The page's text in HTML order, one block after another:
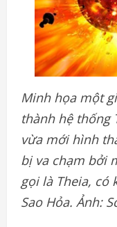
Minh họa một
thành hệ thống
vừa mới hình
bị va chạm bởi
gọi là Theia, có
Sao Hỏa. Ảnh: